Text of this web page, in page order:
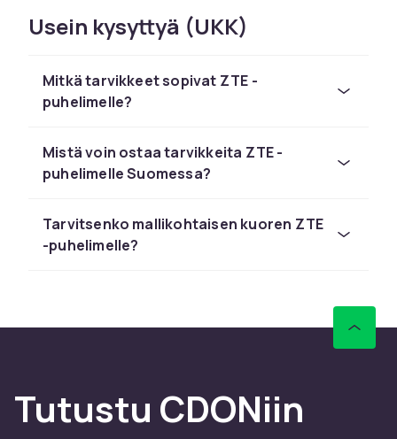
kanssa ja optimoitu päivittäiseen käyttöön.
Suositut tarvikkeet ZTE -
puhelimelle
kuorella. Ohuet läpinäkyvät kuoret säilyttävät
alkuperäisen ulkonäön, robustit iskua
maksimaalisen suojan. Se
puhelinkuorethos
CDON.
matkapuhelinlaturit
hos CDON.
puhelimille
Katso koko ZTE -tarvikevalikoima –ZTE -
Usein kysyttyä (UKK)
Mitkä tarvikkeet sopivat ZTE -
puhelimelle?
Mistä voin ostaa tarvikkeita ZTE -
puhelimelle Suomessa?
Tarvitsenko mallikohtaisen kuoren ZTE
-puhelimelle?
Tutustu CDONiin